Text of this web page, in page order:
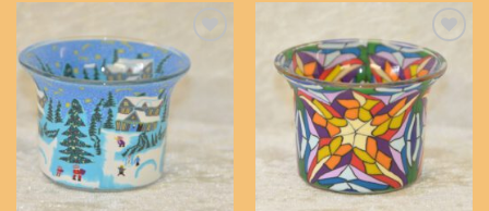
Auf die
Wunschliste
Auf die
Wunschliste